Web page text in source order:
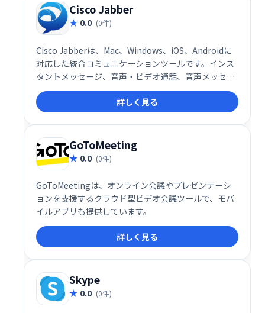
Cisco Jabber
0.0 (0件)
Cisco Jabberは、Mac、Windows、iOS、Androidに
対応した統合コミュニケーションツールです。インス
タントメッセージ、音声・ビデオ通話、音声メッセー
ジ、会議、デスクトップ共有など、豊富な機能を提
供。VoIP対応でマルチラインサポートやカレンダー統
合も可能です。ボットによる自動メッセージ送受信に
も対応し、企業のコラボレーションとコミュニケーシ
ョンを効率化します。
詳しく見る
GoToMeeting
0.0 (0件)
GoToMeetingは、オンライン会議やプレゼンテーシ
ョンを支援するクラウド型ビデオ会議ツールで、モバ
イルアプリも提供しています。
詳しく見る
Skype
0.0 (0件)